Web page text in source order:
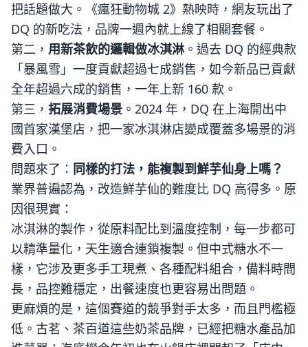
把話題做大。《瘋狂動物城 2》熱映時，網友玩出了
DQ 的新吃法，品牌一週內就上線了相關套餐。
第二， 用新茶飲的邏輯做冰淇淋。過去 DQ 的經典款
「暴風雪」一度貢獻超過七成銷售，如今新品已貢獻
全年超過六成的銷售，一年上新 160 款。
第三， 拓展消費場景 。2024 年，DQ 在上海開出中
國首家漢堡店，把一家冰淇淋店變成覆蓋多場景的消
費入口。
問題來了： 同樣的打法，能複製到鮮芋仙身上嗎？
業界普遍認為，改造鮮芋仙的難度比 DQ 高得多。原
因很現實：
冰淇淋的製作，從原料配比到溫度控制，每一步都可
以精準量化，天生適合連鎖複製。但中式糖水不一
樣，它涉及更多手工現煮、各種配料組合，備料時間
長，品控難穩定，出餐速度也更容易出問題。
更麻煩的是，這個賽道的競爭對手太多，而且門檻極
低。古茗、茶百道這些奶茶品牌，已經把糖水產品加